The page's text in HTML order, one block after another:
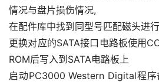
情况与盘片损伤情况,
在配件库中找到同型号匹配磁头进
更换对应的SATA接口电路板使用
ROM后写入到SATA电路板上
启动PC3000 Western Digital程